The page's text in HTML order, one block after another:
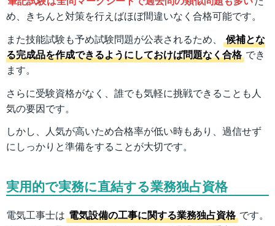
め、きちんと対策を行えばほぼ間違いなく合格可能です。
また技能試験も予め試験問題が公表されるため、
候補とな
る完成品を作成できるようにしておけば問題なく合格 でき
ます。
さらに受験資格がなく、誰でも気軽に挑戦できることも人
気の要因です。
しかし、人気が高いため合格率が低い時もあり、過信せず
にしっかりと準備をすることが大切です。
実用的で実務に直結する業務独占資格
電気工事士は 電気設備の工事に関する業務独占資格 です。